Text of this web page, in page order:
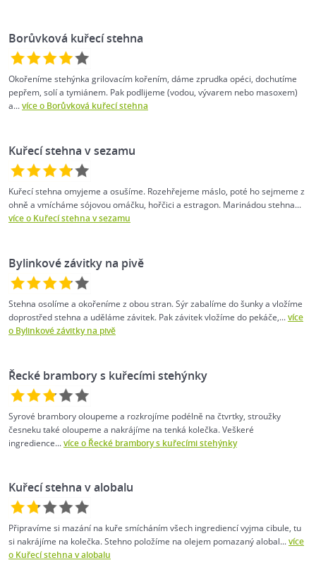
Borůvková kuřecí stehna
Okořeníme stehýnka grilovacím kořením, dáme zprudka opéci, dochutíme
pepřem, solí a tymiánem. Pak podlijeme (vodou, vývarem nebo masoxem)
a...více o Borůvková kuřecí stehna
Kuřecí stehna v sezamu
Kuřecí stehna omyjeme a osušíme. Rozehřejeme máslo, poté ho sejmeme z
ohně a vmícháme sójovou omáčku, hořčici a estragon. Marinádou stehna...
více o Kuřecí stehna v sezamu
Bylinkové závitky na pivě
Stehna osolíme a okořeníme z obou stran. Sýr zabalíme do šunky a vložíme
doprostřed stehna a uděláme závitek. Pak závitek vložíme do pekáče,...více
o Bylinkové závitky na pivě
Řecké brambory s kuřecími stehýnky
Syrové brambory oloupeme a rozkrojíme podélně na čtvrtky, stroužky
česneku také oloupeme a nakrájíme na tenká kolečka. Veškeré
ingredience...více o Řecké brambory s kuřecími stehýnky
Kuřecí stehna v alobalu
Připravíme si mazání na kuře smícháním všech ingrediencí vyjma cibule, tu
si nakrájíme na kolečka. Stehno položíme na olejem pomazaný alobal...více
o Kuřecí stehna v alobalu